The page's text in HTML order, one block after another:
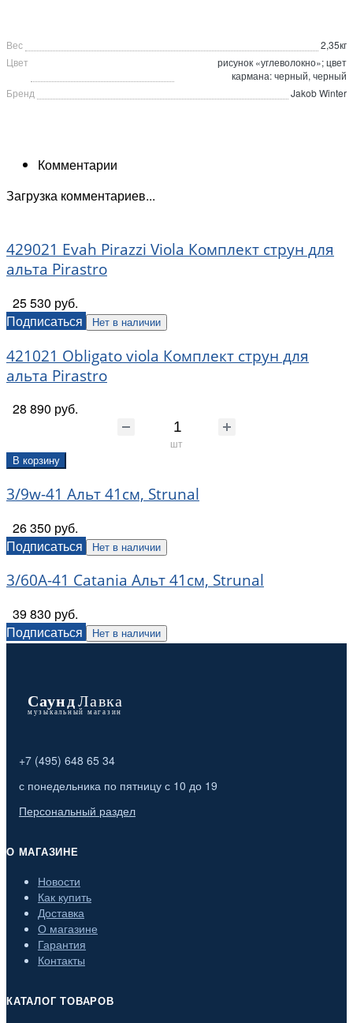
Вес
2,35кг
Цвет
рисунок «углеволокно»; цвет
кармана: черный, черный
Бренд
Jakob Winter
Комментарии
Загрузка комментариев...
429021 Evah Pirazzi Viola Комплект струн для
альта Pirastro
25 530 руб.
Подписаться
Нет в наличии
421021 Obligato viola Комплект струн для
альта Pirastro
28 890 руб.
шт
В корзину
3/9w-41 Альт 41см, Strunal
26 350 руб.
Подписаться
Нет в наличии
3/60A-41 Catania Альт 41см, Strunal
39 830 руб.
Подписаться
Нет в наличии
+7 (495) 648 65 34
с понедельника по пятницу с 10 до 19
Персональный раздел
О МАГАЗИНЕ
Новости
Как купить
Доставка
О магазине
Гарантия
Контакты
КАТАЛОГ ТОВАРОВ